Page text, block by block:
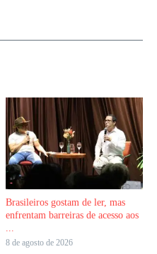
Brasileiros gostam de ler, mas
enfrentam barreiras de acesso aos
...
8 de agosto de 2026